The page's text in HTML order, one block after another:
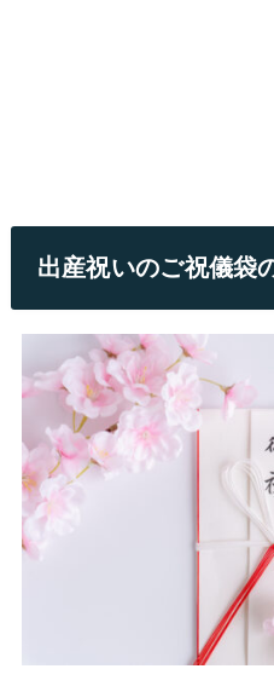
出産祝いのご祝儀袋